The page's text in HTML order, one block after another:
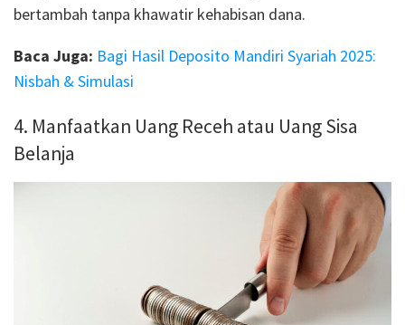
bertambah tanpa khawatir kehabisan dana.
Baca Juga: Bagi Hasil Deposito Mandiri Syariah 2025:
Nisbah & Simulasi
4. Manfaatkan Uang Receh atau Uang Sisa
Belanja